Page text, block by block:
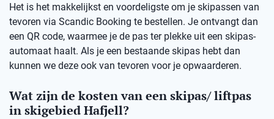
Het is het makkelijkst en voordeligste om je skipassen van
tevoren via Scandic Booking te bestellen. Je ontvangt dan
een QR code, waarmee je de pas ter plekke uit een skipas-
automaat haalt. Als je een bestaande skipas hebt dan
kunnen we deze ook van tevoren voor je opwaarderen.
Wat zijn de kosten van een skipas/ liftpas
in skigebied Hafjell?